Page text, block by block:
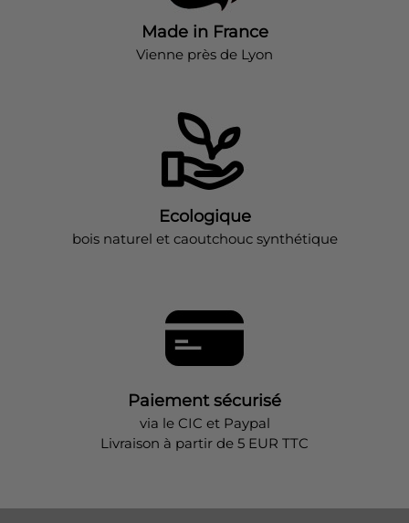
Made in France
Vienne près de Lyon
Ecologique
bois naturel et caoutchouc synthétique
Paiement sécurisé
via le CIC et Paypal
Livraison à partir de 5 EUR TTC